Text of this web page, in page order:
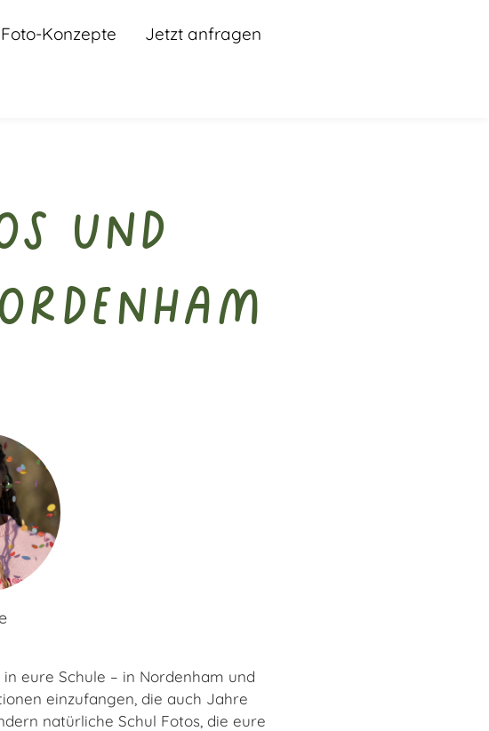
Foto-Konzepte Jetzt anfragen
und
eure Schule – in Nordenham und
einzufangen, die auch Jahre
natürliche Schul Fotos, die eure